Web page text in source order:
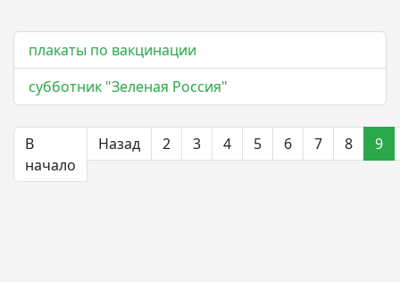
плакаты по вакцинации
субботник "Зеленая Россия"
В
начало
Назад 2 3 4 5 6 7 8 9